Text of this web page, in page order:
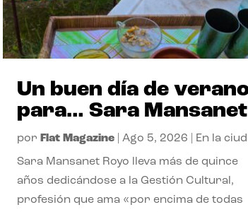
Un buen día de
para… Sara Mansanet
por Flat Magazine| Ago 5, 2026 En la
Sara Mansanet Royo lleva más de quince
años dedicándose a la Gestión Cultural,
profesión que ama «por encima de todas